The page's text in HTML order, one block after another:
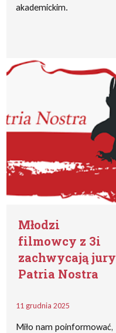
akademickim.
Młodzi
filmowcy z 3i
zachwycają jury
Patria Nostra
11 grudnia 2025
Miło nam poinformować,